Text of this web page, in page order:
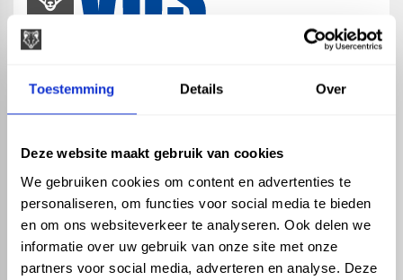
Toestemming Details Over
Deze website maakt gebruik van cookies
We gebruiken cookies om content en advertenties te
personaliseren, om functies voor social media te bieden
en om ons websiteverkeer te analyseren. Ook delen we
informatie over uw gebruik van onze site met onze
partners voor social media, adverteren en analyse. Deze
phone_enabled +31 416 75 02 55
mail info@vosproducts.nl
check_circleDé bouwmarkt van Altena
check_circle Direct uit grote voorraad geleverd met eigen transport
check_circleLevering in NL en BE